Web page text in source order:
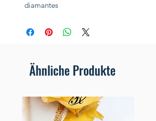
diamantes
Ähnliche Produkte